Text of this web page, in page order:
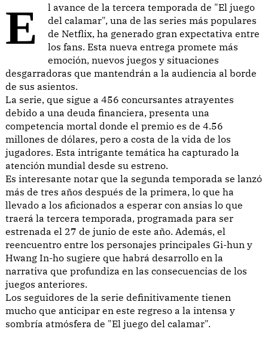
El avance de la tercera temporada de "El juego
del calamar", una de las series más populares
de Netflix, ha generado gran expectativa entre
los fans. Esta nueva entrega promete más
emoción, nuevos juegos y situaciones
desgarradoras que mantendrán a la audiencia al borde
de sus asientos.
La serie, que sigue a 456 concursantes atrayentes
debido a una deuda financiera, presenta una
competencia mortal donde el premio es de 4.56
millones de dólares, pero a costa de la vida de los
jugadores. Esta intrigante temática ha capturado la
atención mundial desde su estreno.
Es interesante notar que la segunda temporada se lanzó
más de tres años después de la primera, lo que ha
llevado a los aficionados a esperar con ansias lo que
traerá la tercera temporada, programada para ser
estrenada el 27 de junio de este año. Además, el
reencuentro entre los personajes principales Gi-hun y
Hwang In-ho sugiere que habrá desarrollo en la
narrativa que profundiza en las consecuencias de los
juegos anteriores.
Los seguidores de la serie definitivamente tienen
mucho que anticipar en este regreso a la intensa y
sombría atmósfera de "El juego del calamar".